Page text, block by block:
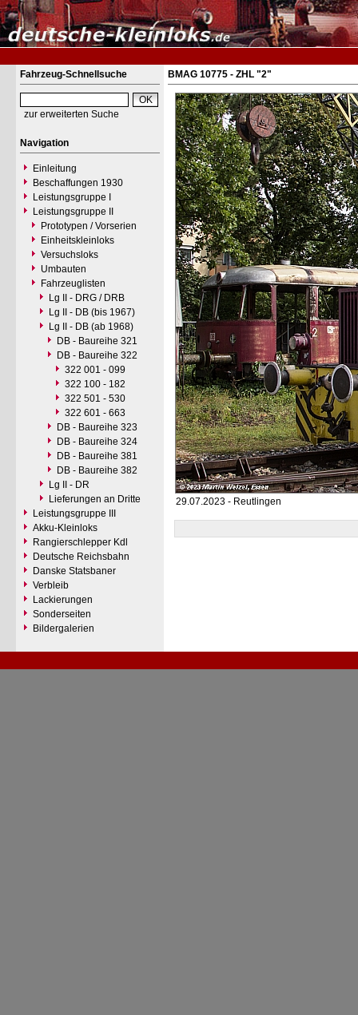
Fahrzeug-Schnellsuche
zur erweiterten Suche
Navigation
Einleitung
Beschaffungen 1930
Leistungsgruppe I
Leistungsgruppe II
Prototypen / Vorserien
Einheitskleinloks
Versuchsloks
Umbauten
Fahrzeuglisten
Lg II - DRG / DRB
Lg II - DB (bis 1967)
Lg II - DB (ab 1968)
DB - Baureihe 321
DB - Baureihe 322
322 001 - 099
322 100 - 182
322 501 - 530
322 601 - 663
DB - Baureihe 323
DB - Baureihe 324
DB - Baureihe 381
DB - Baureihe 382
Lg II - DR
Lieferungen an Dritte
Leistungsgruppe III
Akku-Kleinloks
Rangierschlepper Kdl
Deutsche Reichsbahn
Danske Statsbaner
Verbleib
Lackierungen
Sonderseiten
Bildergalerien
BMAG 10775 - ZHL "2"
29.07.2023 - Reutlingen